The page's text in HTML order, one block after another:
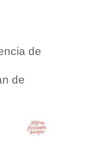
de
de